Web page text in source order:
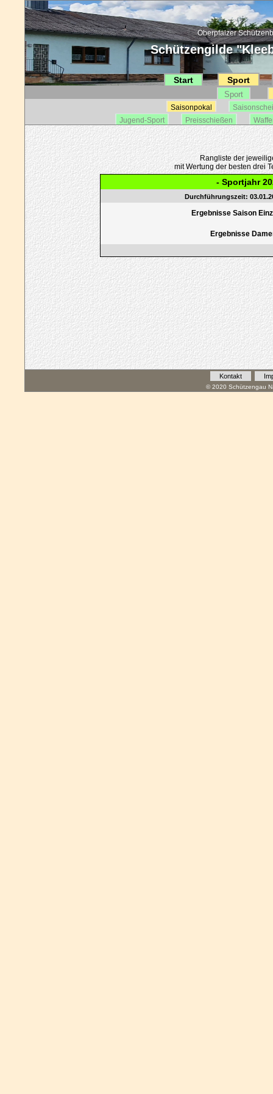
Oberpfälzer
Schützengilde
Start Sport
Sport
Saisonpokal
Jugend-Sport
Preisschießen
Rangliste der
mit Wertung der besten drei
- Sportjahr
Durchführungszeit:
Ergebnisse Saison
Ergebnisse
Kontakt
© 2020 Schützengau